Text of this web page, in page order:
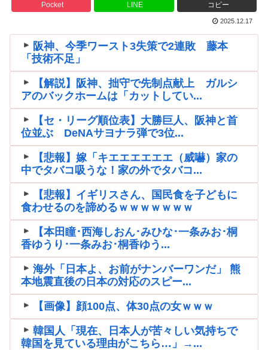
Pocket LINE コピー
2025.12.17
阪神、今季ワースト3失策で2連敗 藤本
「技術不足」
【解説】阪神、拙守で先制点献上 ガルシ
アのバックホームは「カットしてい...
【セ・リーグ順位表】大勝巨人、阪神と首
位並ぶ DeNAサヨナラ弾で3位...
【悲報】嫁「キエエエエエエ（威嚇）家の
中でタバコ吸うな！家の外でタバコ...
【悲報】イギリスさん、国民食を子どもに
食わせるのを諦めるｗｗｗｗｗｗｗ
【本田瞳･西海しおん･みひな･一条みお･桐
香ゆうり･一条みお･桐香ゆう...
海外「日本よ、お前がナンバーワンだ」 熊
本地震直後の日本の対応のスピー...
【画像】顔100点、体30点の女ｗｗｗ
韓国人「現在、日本人が苦々しい気持ちで
韓国を見ている理由がこちら…」→...